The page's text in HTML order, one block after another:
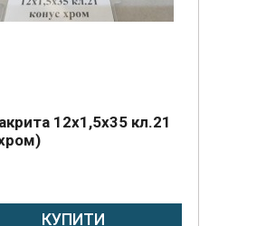
12х1,5х35 кл.21
КУПИТИ